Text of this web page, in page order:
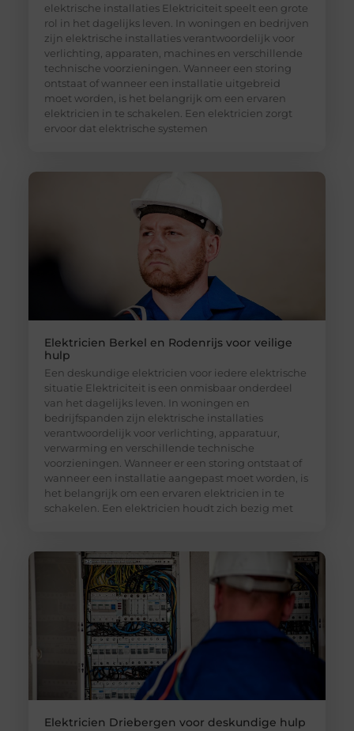
elektrische installaties Elektriciteit speelt een grote
rol in het dagelijks leven. In woningen en bedrijven
zijn elektrische installaties verantwoordelijk voor
verlichting, apparaten, machines en verschillende
technische voorzieningen. Wanneer een storing
ontstaat of wanneer een installatie uitgebreid
moet worden, is het belangrijk om een ervaren
elektricien in te schakelen. Een elektricien zorgt
ervoor dat elektrische systemen
Elektricien Berkel en Rodenrijs voor veilige
hulp
Een deskundige elektricien voor iedere elektrische
situatie Elektriciteit is een onmisbaar onderdeel
van het dagelijks leven. In woningen en
bedrijfspanden zijn elektrische installaties
verantwoordelijk voor verlichting, apparatuur,
verwarming en verschillende technische
voorzieningen. Wanneer er een storing ontstaat of
wanneer een installatie aangepast moet worden, is
het belangrijk om een ervaren elektricien in te
schakelen. Een elektricien houdt zich bezig met
Elektricien Driebergen voor deskundige hulp